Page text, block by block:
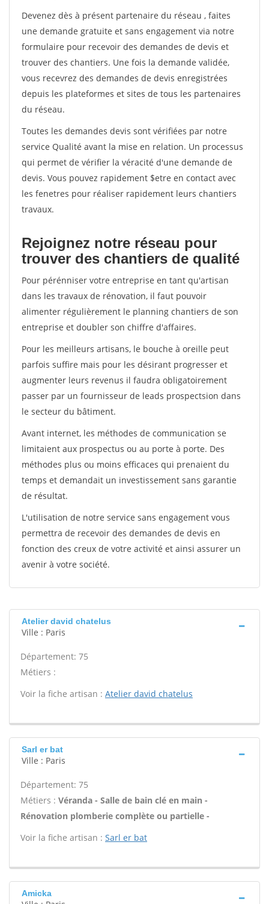
Devenez dès à présent partenaire du réseau , faites
une demande gratuite et sans engagement via notre
formulaire pour recevoir des demandes de devis et
trouver des chantiers. Une fois la demande validée,
vous recevrez des demandes de devis enregistrées
depuis les plateformes et sites de tous les partenaires
du réseau.
Toutes les demandes devis sont vérifiées par notre
service Qualité avant la mise en relation. Un processus
qui permet de vérifier la véracité d'une demande de
devis. Vous pouvez rapidement $etre en contact avec
les fenetres pour réaliser rapidement leurs chantiers
travaux.
Rejoignez notre réseau pour
trouver des chantiers de qualité
Pour pérénniser votre entreprise en tant qu'artisan
dans les travaux de rénovation, il faut pouvoir
alimenter régulièrement le planning chantiers de son
entreprise et doubler son chiffre d'affaires.
Pour les meilleurs artisans, le bouche à oreille peut
parfois suffire mais pour les désirant progresser et
augmenter leurs revenus il faudra obligatoirement
passer par un fournisseur de leads prospectsion dans
le secteur du bâtiment.
Avant internet, les méthodes de communication se
limitaient aux prospectus ou au porte à porte. Des
méthodes plus ou moins efficaces qui prenaient du
temps et demandait un investissement sans garantie
de résultat.
L'utilisation de notre service sans engagement vous
permettra de recevoir des demandes de devis en
fonction des creux de votre activité et ainsi assurer un
avenir à votre société.
Atelier david chatelus
Ville : Paris
Département: 75
Métiers :
Voir la fiche artisan : Atelier david chatelus
Sarl er bat
Ville : Paris
Département: 75
Métiers : Véranda - Salle de bain clé en main -
Rénovation plomberie complète ou partielle -
Voir la fiche artisan : Sarl er bat
Amicka